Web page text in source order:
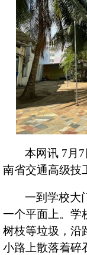
本网讯 7 月 7
南省交通高级技
一到学校大
一个平面上。学
树枝等垃圾，沿
小路上散落着碎